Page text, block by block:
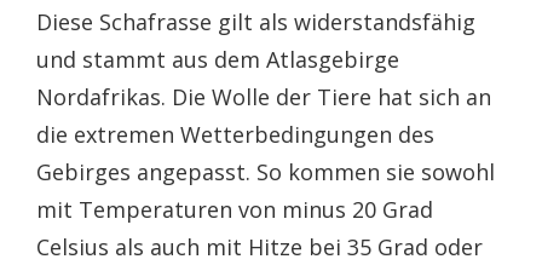
Diese Schafrasse gilt als widerstandsfähig
und stammt aus dem Atlasgebirge
Nordafrikas. Die Wolle der Tiere hat sich an
die extremen Wetterbedingungen des
Gebirges angepasst. So kommen sie sowohl
mit Temperaturen von minus 20 Grad
Celsius als auch mit Hitze bei 35 Grad oder